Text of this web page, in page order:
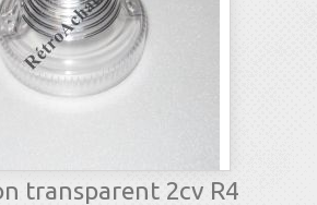
transparent 2cv R4